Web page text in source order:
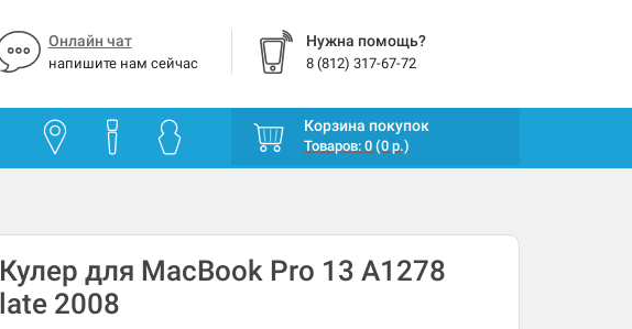
Онлайн чат
напишите нам сейчас
Нужна помощь?
8 (812) 317-67-72
Корзина покупок
Товаров: 0 (0 р.)
Кулер для MacBook Pro 13 A1278
late 2008